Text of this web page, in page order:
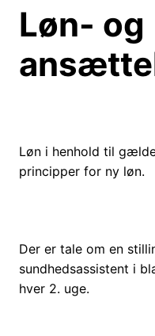
Løn- og
Løn i henhold til
principper for ny løn.
Der er tale om en
sundhedsassistent i
hver 2. uge.